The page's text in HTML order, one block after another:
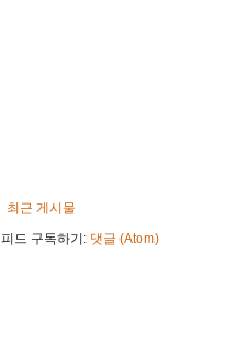
최근 게시물
피드 구독하기: 댓글 (Atom)